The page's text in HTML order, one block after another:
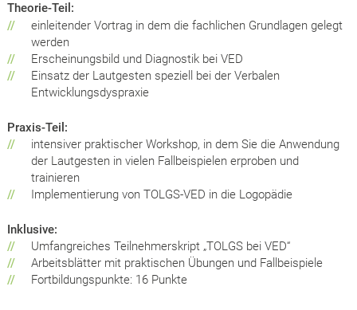
Theorie-Teil:
//
einleitender Vortrag in dem die fachlichen Grundlagen gelegt
werden
//
Erscheinungsbild und Diagnostik bei VED
//
Einsatz der Lautgesten speziell bei der Verbalen
Entwicklungsdyspraxie
Praxis-Teil:
//
intensiver praktischer Workshop, in dem Sie die Anwendung
der Lautgesten in vielen Fallbeispielen erproben und
trainieren
//
Implementierung von TOLGS-VED in die Logopädie
Inklusive:
//
Umfangreiches Teilnehmerskript „TOLGS bei VED“
//
Arbeitsblätter mit praktischen Übungen und Fallbeispiele
//
Fortbildungspunkte: 16 Punkte